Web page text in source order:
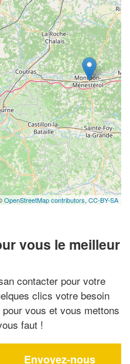
OpenStreetMap contributors, CC-BY-SA
vous le meilleur
contacter pour votre
clics votre besoin
vous et vous mettons
faut !
Envoyez-nous